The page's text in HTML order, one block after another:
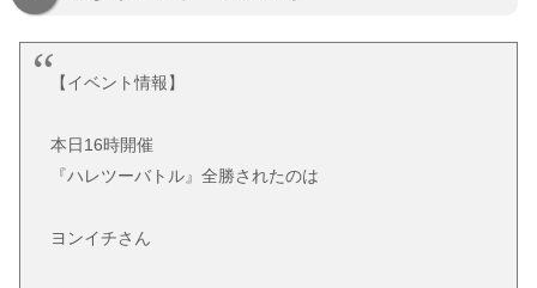
【イベント情報】
本日16時開催
『ハレツーバトル』全勝されたのは
ヨンイチさん